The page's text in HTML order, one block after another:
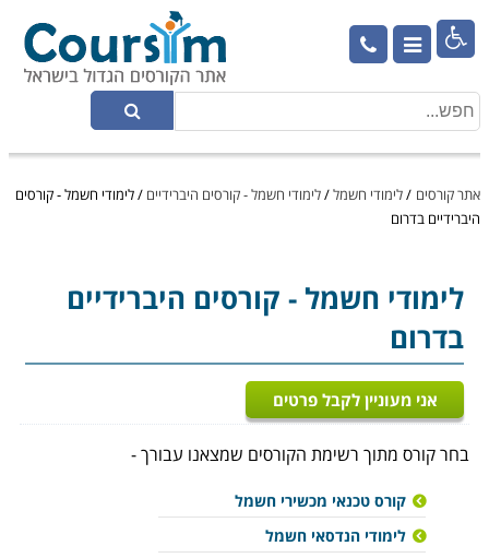

אתר קורסים /לימודי חשמל/לימודי חשמל - קורסים היברידיים /לימודי חשמל - קורסים
היברידיים בדרום
לימודי חשמל- קורסים היברידיים
בדרום
אני מעוניין לקבל פרטים
בחר קורס מתוך רשימת הקורסים שמצאנו עבורך -
קורס טכנאי מכשירי חשמל
לימודי הנדסאי חשמל